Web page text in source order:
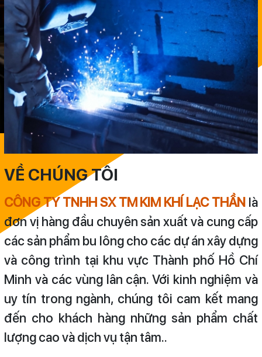
VỀ CHÚNG TÔI
CÔNG TY TNHH SX TM KIM KHÍ LẠC THẦN là
đơn vị hàng đầu chuyên sản xuất và cung cấp
các sản phẩm bu lông cho các dự án xây dựng
và công trình tại khu vực Thành phố Hồ Chí
Minh và các vùng lân cận. Với kinh nghiệm và
uy tín trong ngành, chúng tôi cam kết mang
đến cho khách hàng những sản phẩm chất
lượng cao và dịch vụ tận tâm..